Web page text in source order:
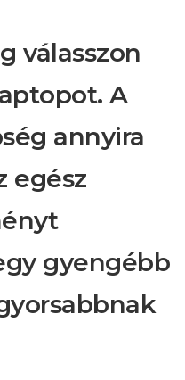
válasszon
A
annyira
egész
gyengébb